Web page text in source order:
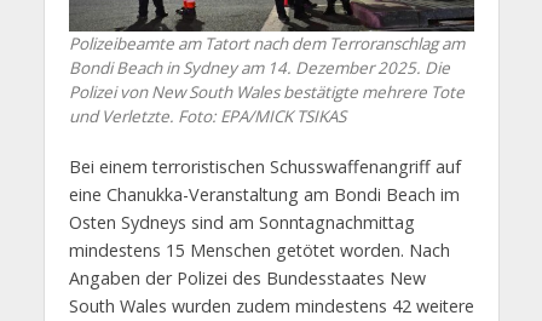
Polizeibeamte am Tatort nach dem Terroranschlag am
Bondi Beach in Sydney am 14. Dezember 2025. Die
Polizei von New South Wales bestätigte mehrere Tote
und Verletzte. Foto: EPA/MICK TSIKAS
Bei einem terroristischen Schusswaffenangriff auf
eine Chanukka-Veranstaltung am Bondi Beach im
Osten Sydneys sind am Sonntagnachmittag
mindestens 15 Menschen getötet worden. Nach
Angaben der Polizei des Bundesstaates New
South Wales wurden zudem mindestens 42 weitere